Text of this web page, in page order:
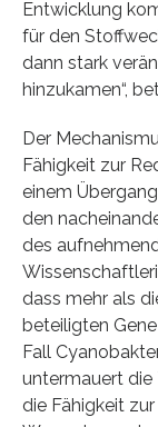
Entwicklung
für den
dann stark
hinzukamen“,
Der
Fähigkeit zur
einem
den
des
dass mehr als
beteiligten
Fall
untermauert die
die Fähigkeit